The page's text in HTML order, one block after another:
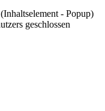
- Popup)
geschlossen